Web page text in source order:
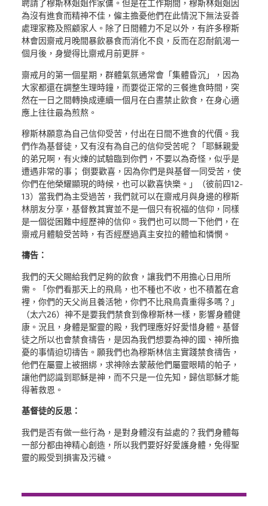
聘請了穆斯林姐姐作家傭。但是在工作期間，穆斯林姐姐因
為沒有進食而精神不佳，僱主擔憂他們在此情況下無法妥善
處理家務及照顧家人。除了日間體力不足以外，有許多穆斯
林會因齋戒月晚間暴飲暴食而消化不良，反而在忍耐飢渴一
個月後，身變得比齋戒月前更胖。
齋戒月的第一個星期，群體氣氛通常會「集體昏沉」，因為
大家都還在調整生理時鐘，而要從正常的三餐進食時間，突
然在一日之間轉換成連續一個月在白晝禁止飲食，在身心適
應上往往最為煎熬。
穆斯林願意為自己信仰受苦，付出在日間不進食的代價。我
們作為基督徒，又有沒有為自己的信仰受苦呢？「耶穌親愛
的弟兄啊，有火煉的試驗臨到你們，不要以為奇怪，似乎是
遭遇非常的事； 倒要歡喜，因為你們是與基督一同受苦，使
你們在他榮耀顯現的時候，也可以歡喜快樂。」（彼前四12-
13）當我們為主受過苦，我們就可以在齋戒月與身邊的穆斯
林朋友分享，基督教其實並不是一個只有祝福的信仰，同樣
是一個從困難中經歷神的信仰。我們也可以問一下他們，在
齋戒月體驗受苦時，有否經歷過真主安拉的體恤和憐憫。
禱告：
我們的天父賜給我們足夠的飲食，讓我們不用擔心日用所
需。「你們看那天上的飛鳥，也不種也不收，也不積蓄在倉
裡，你們的天父尚且養活牠，你們不比飛鳥貴重得多嗎？」
（太六26）神不是要我們禁食到像穆斯林一樣，影響身體健
康。況且，身體是聖靈的殿，我們理應好好愛惜身體。基督
徒之所以也會禁食禱告，是因為我們想要為神的國、神所擔
憂的事情迫切禱告。願我們也為穆斯林信主實踐禁食禱告，
他們在屬靈上被捆綁，求神除去蒙蔽他們屬靈眼睛的帕子，
讓他們認識到耶穌是神，而不只是一位先知，歸信耶穌才能
得著救恩。
基督徒的反思：
我們是否有做一些行為，是對身體沒有益處的？我們身體每
一部分都由神精心創造，所以我們要好好愛護身體，免得聖
靈的殿受到損害及污穢。